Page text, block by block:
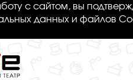
с сайтом, вы
данных и файлов